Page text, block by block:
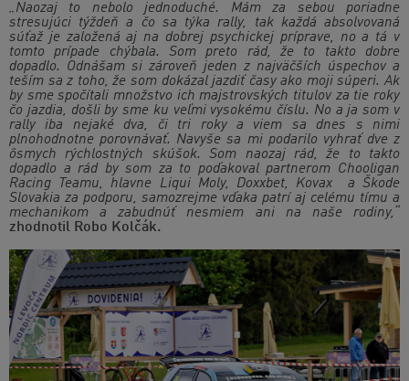
„Naozaj to nebolo jednoduché. Mám za sebou poriadne
stresujúci týždeň a čo sa týka rally, tak každá absolvovaná
súťaž je založená aj na dobrej psychickej príprave, no a tá v
tomto prípade chýbala. Som preto rád, že to takto dobre
dopadlo. Odnášam si zároveň jeden z najväčších úspechov a
teším sa z toho, že som dokázal jazdiť časy ako moji súperi. Ak
by sme spočítali množstvo ich majstrovských titulov za tie roky
čo jazdia, došli by sme ku veľmi vysokému číslu. No a ja som v
rally iba nejaké dva, či tri roky a viem sa dnes s nimi
plnohodnotne porovnávať. Navyše sa mi podarilo vyhrať dve z
ôsmych rýchlostných skúšok. Som naozaj rád, že to takto
dopadlo a rád by som za to poďakoval partnerom Chooligan
Racing Teamu, hlavne Liqui Moly, Doxxbet, Kovax a Škode
Slovakia za podporu, samozrejme vďaka patrí aj celému tímu a
mechanikom a zabudnúť nesmiem ani na naše rodiny,“
zhodnotil Robo Kolčák.